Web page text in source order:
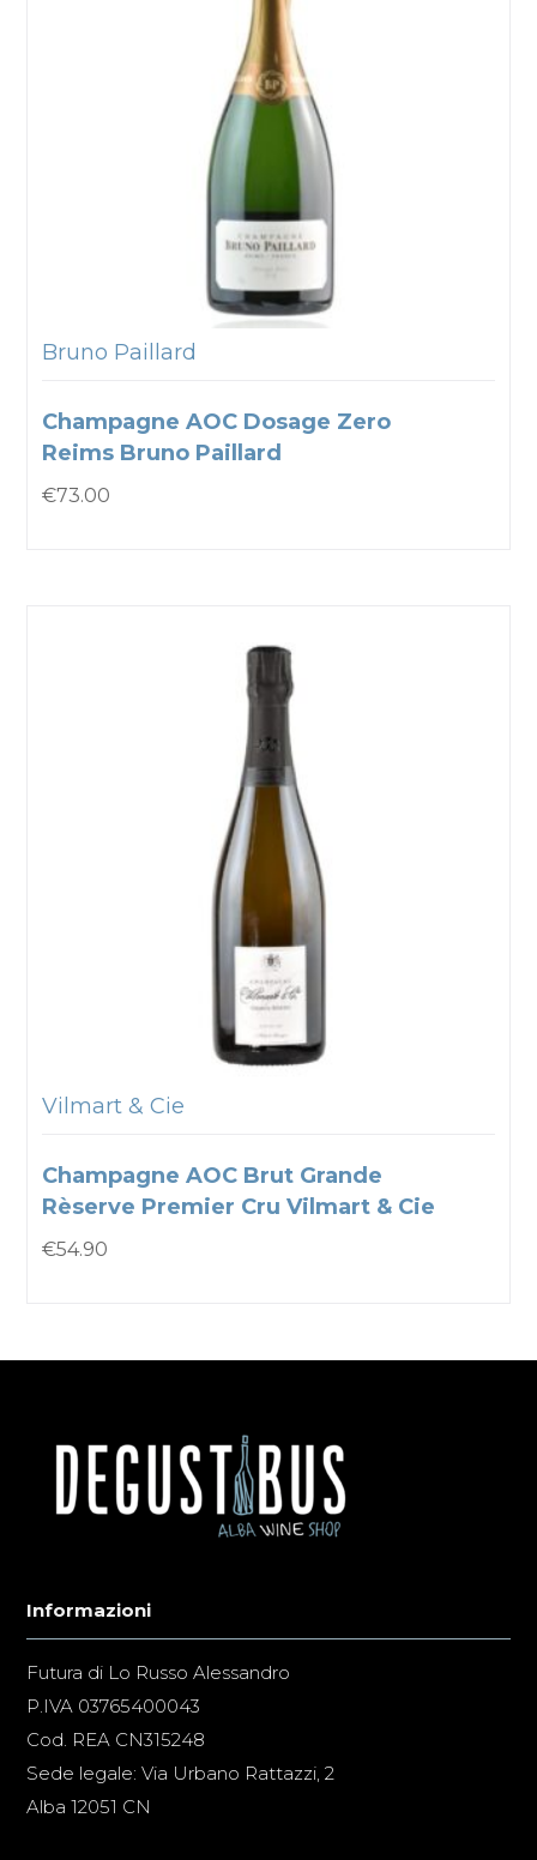
Bruno Paillard
Champagne AOC Dosage Zero
Reims Bruno Paillard
€73.00
Vilmart & Cie
Champagne AOC Brut Grande
Rèserve Premier Cru Vilmart & Cie
€54.90
Informazioni
Futura di Lo Russo Alessandro
P.IVA 03765400043
Cod. REA CN315248
Sede legale: Via Urbano Rattazzi, 2
Alba 12051 CN